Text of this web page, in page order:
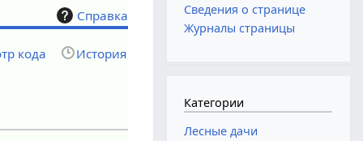
Справка
кода История
Сведения о странице
Журналы страницы
Категории
Лесные дачи